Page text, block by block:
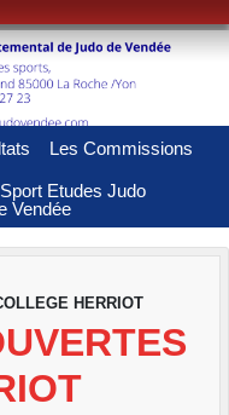
Les Commissions
Etudes Judo
Vendée
HERRIOT